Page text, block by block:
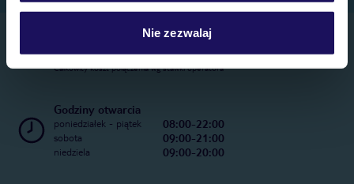
Nie zezwalaj
Telefoniczne Centrum Rezerwacji
22 270 31 20
Całkowity koszt połączenia wg stawki operatora
Godziny otwarcia
poniedziałek - piątek 08:00-22:00
sobota 09:00-21:00
niedziela 09:00-20:00